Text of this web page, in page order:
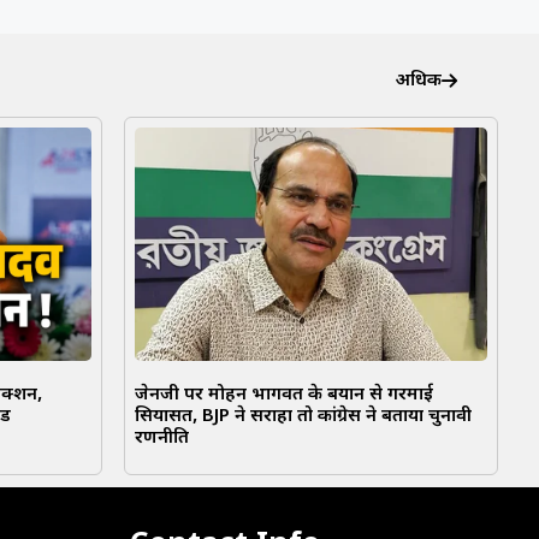
अधिक
जेनजी पर मोहन भागवत के बयान से गरमाई
सियासत, BJP ने सराहा तो कांग्रेस ने बताया चुनावी
रणनीति